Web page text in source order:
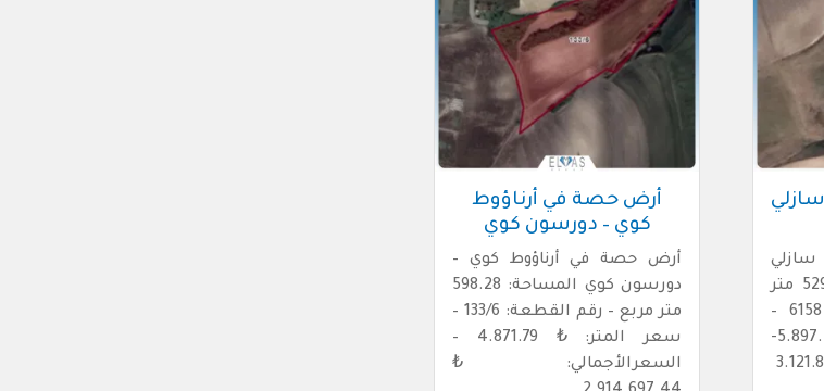
بوسنا – المساحة: 529.35 متر
مربع – رقم القطعة: 6158 –
سعر المتر: ₺ 5.897.44-
أرض حصة في أرناؤوط
كوي – دورسون كوي
أرض حصة في أرناؤوط كوي –
دورسون كوي المساحة: 598.28
متر مربع – رقم القطعة: 133/6 –
سعر المتر: ₺ 4.871.79 –
السعرالأجمالي: ₺